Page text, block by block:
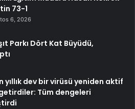
73-1
6, 2026
Parkı Dört Kat Büyüdü,
yıllık dev bir virüsü yeniden aktif
Tüm dengeleri